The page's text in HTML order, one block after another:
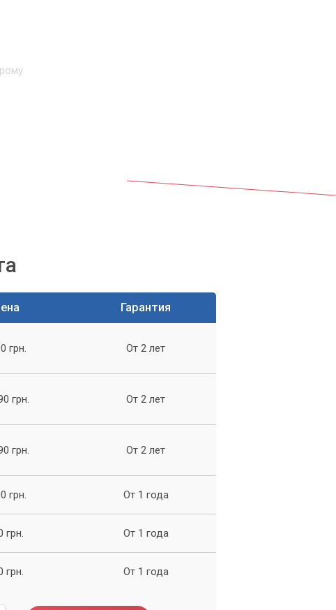
Гарантия
грн. От 2 лет
грн. От 2 лет
грн. От 2 лет
грн. От 1 года
грн. От 1 года
грн. От 1 года